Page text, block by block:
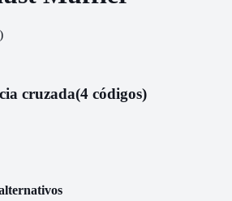
)
cruzada(4 códigos)